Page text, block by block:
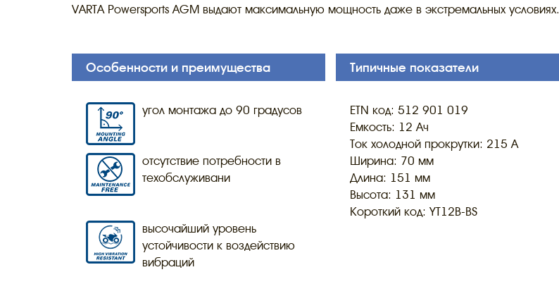
VARTA Powersports AGM выдают максимальную мощность даже в экстремальных условиях.
Особенности и преимущества
угол монтажа до 90 градусов
отсутствие потребности в
техобслуживани
высочайший уровень
устойчивости к воздействию
вибраций
Типичные показатели
ETN код: 512 901 019
Емкость: 12 Ач
Ток холодной прокрутки: 215 A
Ширина: 70 мм
Длина: 151 мм
Высота: 131 мм
Короткий код: YT12B-BS